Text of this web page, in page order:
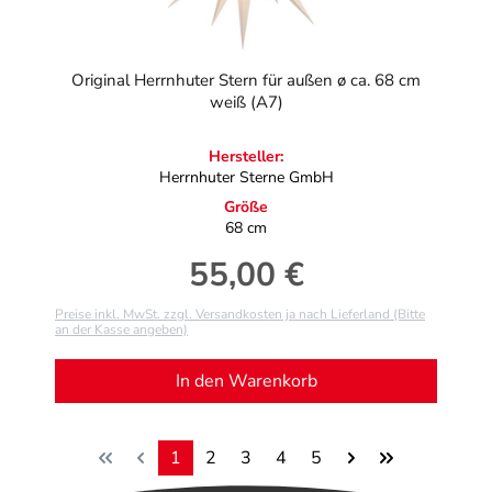
Original Herrnhuter Stern für außen ø ca. 68 cm
weiß (A7)
Hersteller:
Herrnhuter Sterne GmbH
Größe
68 cm
Regulärer Preis:
55,00 €
Preise inkl. MwSt. zzgl. Versandkosten ja nach Lieferland (Bitte
an der Kasse angeben)
In den Warenkorb
Seite
1 Seite
2 Seite
3 Seite
4 Seite
5